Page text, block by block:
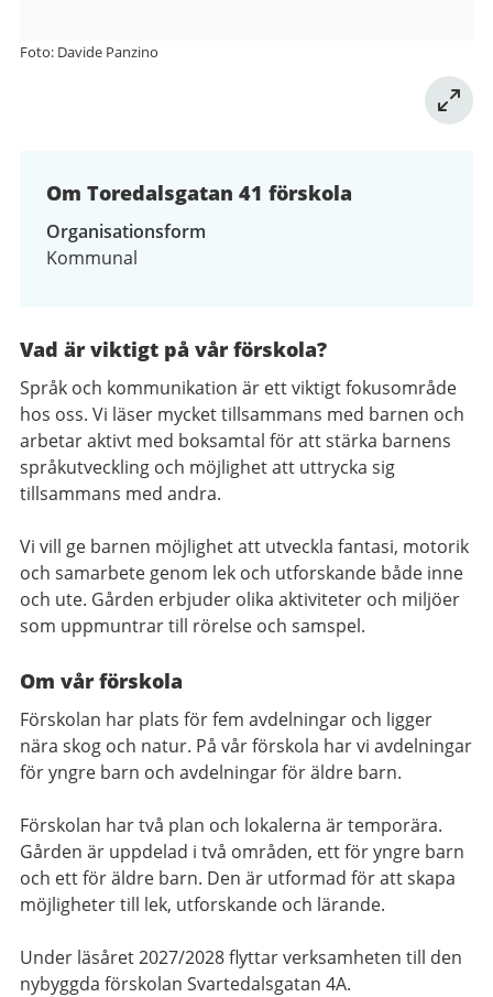
Foto: Davide Panzino
Om Toredalsgatan 41 förskola
Organisationsform
Kommunal
Vad är viktigt på vår förskola?
Språk och kommunikation är ett viktigt fokusområde
hos oss. Vi läser mycket tillsammans med barnen och
arbetar aktivt med boksamtal för att stärka barnens
språkutveckling och möjlighet att uttrycka sig
tillsammans med andra.
Vi vill ge barnen möjlighet att utveckla fantasi, motorik
och samarbete genom lek och utforskande både inne
och ute. Gården erbjuder olika aktiviteter och miljöer
som uppmuntrar till rörelse och samspel.
Om vår förskola
Förskolan har plats för fem avdelningar och ligger
nära skog och natur. På vår förskola har vi avdelningar
för yngre barn och avdelningar för äldre barn.
Förskolan har två plan och lokalerna är temporära.
Gården är uppdelad i två områden, ett för yngre barn
och ett för äldre barn. Den är utformad för att skapa
möjligheter till lek, utforskande och lärande.
Under läsåret 2027/2028 flyttar verksamheten till den
nybyggda förskolan Svartedalsgatan 4A.